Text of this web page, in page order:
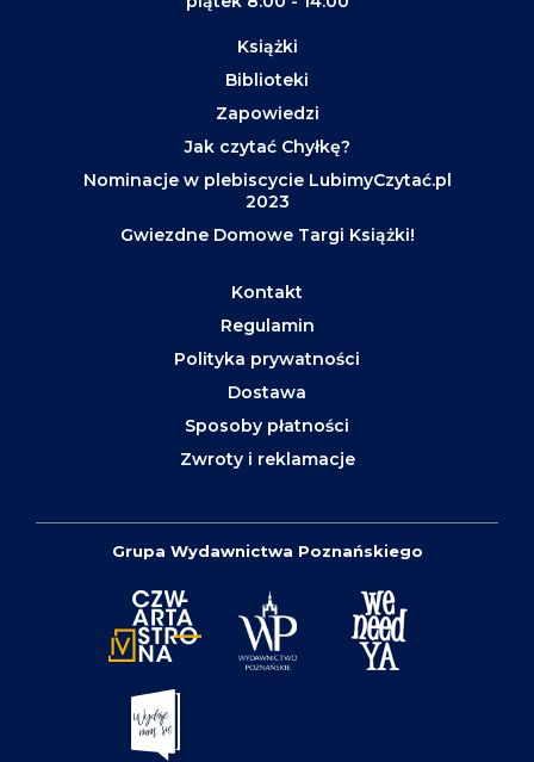
Książki
Biblioteki
Zapowiedzi
Jak czytać Chyłkę?
Nominacje w plebiscycie LubimyCzytać.pl
2023
Gwiezdne Domowe Targi Książki!
Kontakt
Regulamin
Polityka prywatności
Dostawa
Sposoby płatności
Zwroty i reklamacje
Grupa Wydawnictwa Poznańskiego